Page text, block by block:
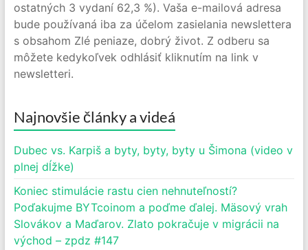
ostatných 3 vydaní 62,3 %). Vaša e-mailová adresa
bude používaná iba za účelom zasielania newslettera
s obsahom Zlé peniaze, dobrý život. Z odberu sa
môžete kedykoľvek odhlásiť kliknutím na link v
newsletteri.
Najnovšie články a videá
Dubec vs. Karpiš a byty, byty, byty u Šimona (video v
plnej dĺžke)
Koniec stimulácie rastu cien nehnuteľností?
Poďakujme BYTcoinom a poďme ďalej. Mäsový vrah
Slovákov a Maďarov. Zlato pokračuje v migrácii na
východ – zpdz #147